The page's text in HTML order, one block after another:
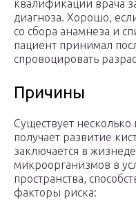
квалификации врача
диагноза. Хорошо,
со сбора анамнеза и
пациент принимал
спровоцировать
Причины
Существует
получает развитие
заключается в
микроорганизмов в
пространства,
факторы риска: